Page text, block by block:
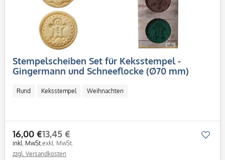
Stempelscheiben Set für Keksstempel -
Gingermann und Schneeflocke (Ø70 mm)
Rund Keksstempel Weihnachten
16,00 €
inkl. MwSt.
13,45 €
exkl. MwSt.
zzgl. Versandkosten